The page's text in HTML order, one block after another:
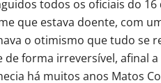
todos os oficiais do
que estava doente, com
o otimismo que tudo se
de forma irreversível, afinal
há muitos anos Matos